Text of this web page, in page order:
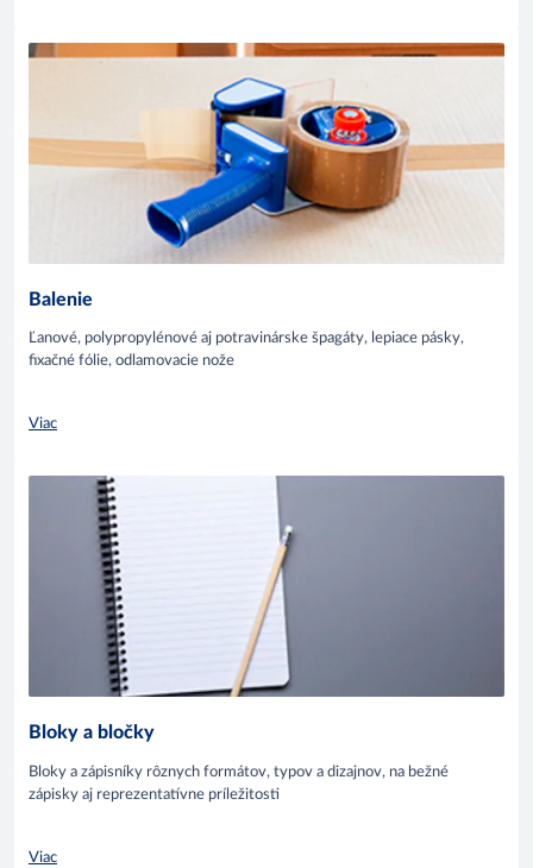
Balenie
Ľanové, polypropylénové aj potravinárske špagáty, lepiace pásky,
fixačné fólie, odlamovacie nože
Viac
Bloky a bločky
Bloky a zápisníky rôznych formátov, typov a dizajnov, na bežné
zápisky aj reprezentatívne príležitosti
Viac